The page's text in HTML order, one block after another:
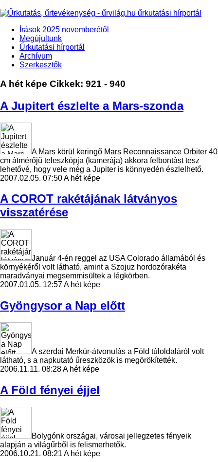
Írások 2025 novemberétől
Megújultunk
Űrkutatási hírportál
Archívum
Szerkesztők
A hét képe Cikkek: 921 - 940
A Jupitert észlelte a Mars-szonda
A Mars körül keringő Mars Reconnaissance Orbiter 40
cm átmérőjű teleszkópja (kamerája) akkora felbontást tesz
lehetővé, hogy vele még a Jupiter is könnyedén észlelhető.
2007.02.05. 07:50A hét képe
A COROT rakétájának látványos
visszatérése
Január 4-én reggel az USA Colorado államából és
környékéről volt látható, amint a Szojuz hordozórakéta
maradványai megsemmisültek a légkörben.
2007.01.05. 12:57A hét képe
Gyöngysor a Nap előtt
A szerdai Merkúr-átvonulás a Föld túloldaláról volt
látható, s a napkutató űreszközök is megörökítették.
2006.11.11. 08:28A hét képe
A Föld fényei éjjel
Bolygónk országai, városai jellegzetes fényeik
alapján a világűrből is felismerhetők.
2006.10.21. 08:21 A hét képe